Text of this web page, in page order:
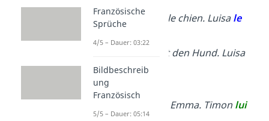
Luisa connaît le chien. Luisale
→ Luisa kennt den Hund. Luisa
kenntihn
Timon parle à Emma. Timon lui
Französische
Sprüche
4/5 – Dauer: 03:22
Bildbeschreib
ung
Französisch
5/5 – Dauer: 05:14